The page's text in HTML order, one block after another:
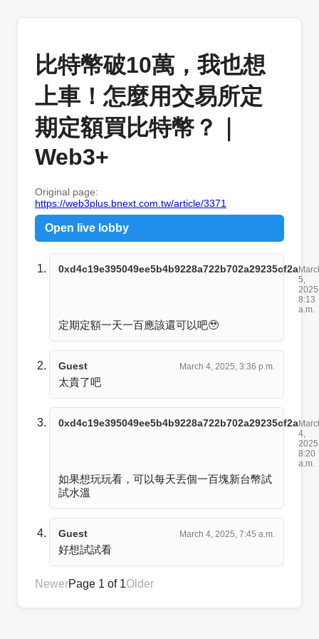
比特幣破10萬，我也想
上車！怎麼用交易所定
期定額買比特幣？｜
Web3+
Original page:
https://web3plus.bnext.com.tw/article/3371
Open live lobby
0xd4c19e395049ee5b4b9228a722b702a29235cf2a
5,
8:13
a.m.
定期定額一天一百應該還可以吧🥹
Guest March 4, 2025, 3:36 p.m.
太貴了吧
0xd4c19e395049ee5b4b9228a722b702a29235cf2a
4,
8:20
a.m.
如果想玩玩看，可以每天丟個一百塊新台幣試
試水溫
Guest March 4, 2025, 7:45 a.m.
好想試試看
NewerPage 1 of 1Older